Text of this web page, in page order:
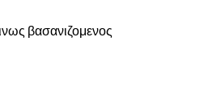
βασανιζομενος